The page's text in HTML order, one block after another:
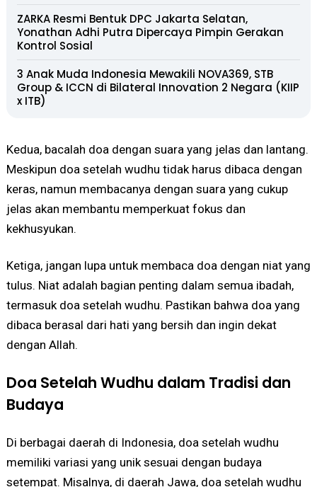
ZARKA Resmi Bentuk DPC Jakarta Selatan,
Yonathan Adhi Putra Dipercaya Pimpin Gerakan
Kontrol Sosial
3 Anak Muda Indonesia Mewakili NOVA369, STB
Group & ICCN di Bilateral Innovation 2 Negara (KIIP
x ITB)
Kedua, bacalah doa dengan suara yang jelas dan lantang.
Meskipun doa setelah wudhu tidak harus dibaca dengan
keras, namun membacanya dengan suara yang cukup
jelas akan membantu memperkuat fokus dan
kekhusyukan.
Ketiga, jangan lupa untuk membaca doa dengan niat yang
tulus. Niat adalah bagian penting dalam semua ibadah,
termasuk doa setelah wudhu. Pastikan bahwa doa yang
dibaca berasal dari hati yang bersih dan ingin dekat
dengan Allah.
Doa Setelah Wudhu dalam Tradisi dan
Budaya
Di berbagai daerah di Indonesia, doa setelah wudhu
memiliki variasi yang unik sesuai dengan budaya
setempat. Misalnya, di daerah Jawa, doa setelah wudhu